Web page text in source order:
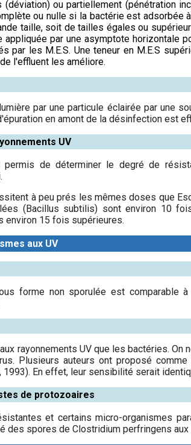
(déviation) ou partiellement (pénétration
ou nulle si la bactérie est
taille, soit de tailles égales ou
par une asymptote horizontale
par les M.E.S. Une teneur en M.E.S
l'effluent les améliore.
par une particule éclairée par une
en amont de la désinfection est
UV
de déterminer le degré de
à peu prés les mêmes doses que
(Bacillus subtilis) sont environ 10
environ 15 fois supérieures.
aux UV
forme non sporulée est comparable
rayonnements UV que les bactéries.
Plusieurs auteurs ont proposé
1993). En effet, leur sensibilité serait
de protozoaires
et certains micro-organismes
des spores de Clostridium perfringens